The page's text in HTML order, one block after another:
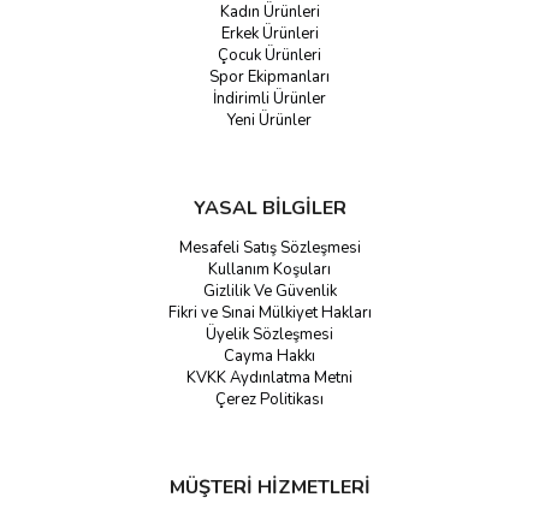
Kadın Ürünleri
Erkek Ürünleri
Çocuk Ürünleri
Spor Ekipmanları
İndirimli Ürünler
Yeni Ürünler
YASAL BİLGİLER
Mesafeli Satış Sözleşmesi
Kullanım Koşuları
Gizlilik Ve Güvenlik
Fikri ve Sınai Mülkiyet Hakları
Üyelik Sözleşmesi
Cayma Hakkı
KVKK Aydınlatma Metni
Çerez Politikası
MÜŞTERİ HİZMETLERİ